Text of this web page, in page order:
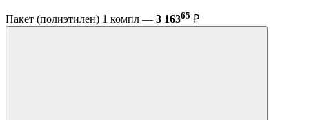
Пакет (полиэтилен) 1 компл — 3 16365 ₽